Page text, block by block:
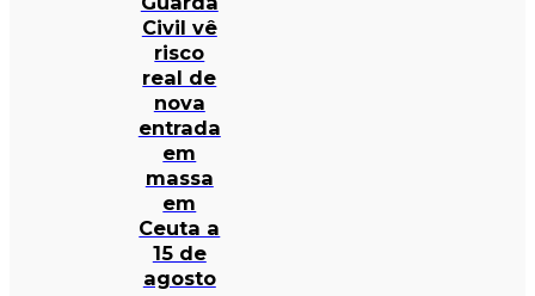
Civil vê
risco
real de
nova
entrada
em
massa
em
Ceuta a
15 de
agosto